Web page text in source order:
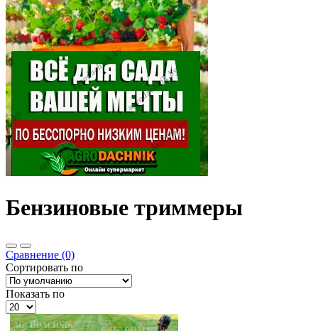
Бензиновые триммеры
Сравнение (0)
Сортировать по
Показать по